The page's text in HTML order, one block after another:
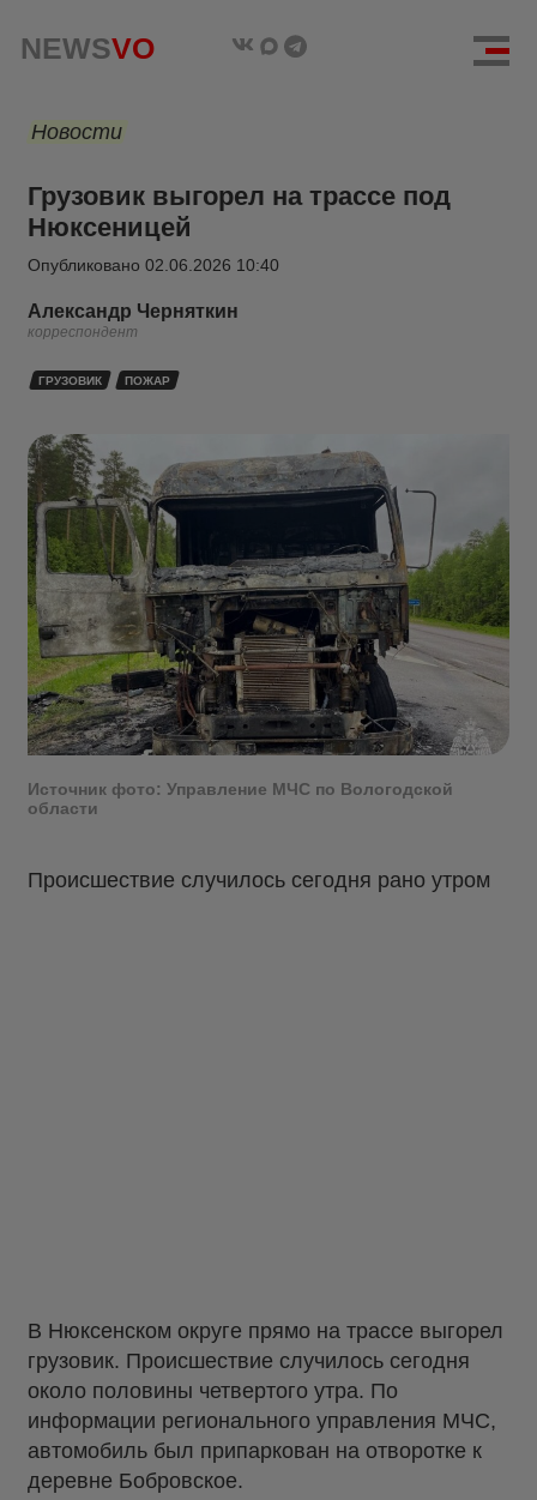
NEWSVO
Новости
Грузовик выгорел на трассе под
Нюксеницей
Опубликовано 02.06.2026 10:40
Александр Черняткин
корреспондент
ГРУЗОВИК ПОЖАР
Источник фото: Управление МЧС по Вологодской
области
Происшествие случилось сегодня рано утром
В Нюксенском округе прямо на трассе выгорел
грузовик. Происшествие случилось сегодня
около половины четвертого утра. По
информации регионального управления МЧС,
автомобиль был припаркован на отворотке к
деревне Бобровское.